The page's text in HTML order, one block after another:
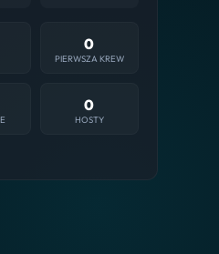
0
PIERWSZA KREW
0
HOSTY